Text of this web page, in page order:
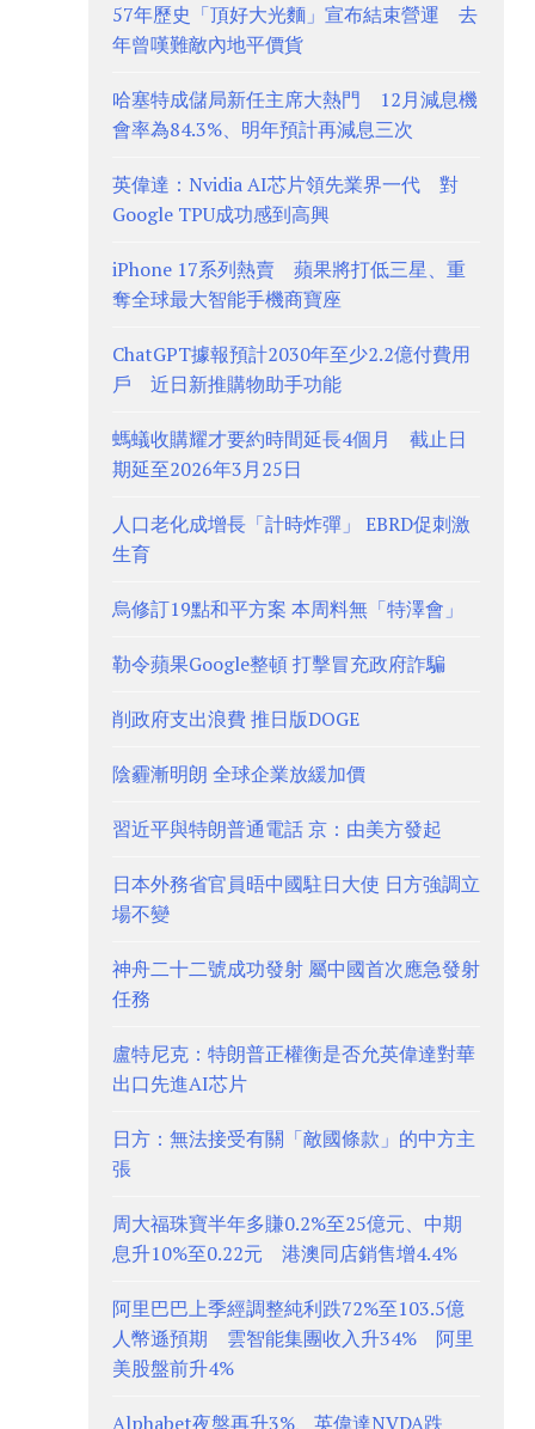
57年歷史「頂好大光麵」宣布結束營運 去
年曾嘆難敵內地平價貨
哈塞特成儲局新任主席大熱門 12月減息機
會率為84.3%、明年預計再減息三次
英偉達：Nvidia AI芯片領先業界一代 對
Google TPU成功感到高興
iPhone 17系列熱賣 蘋果將打低三星、重
奪全球最大智能手機商寶座
ChatGPT據報預計2030年至少2.2億付費用
戶 近日新推購物助手功能
螞蟻收購耀才要約時間延長4個月 截止日
期延至2026年3月25日
人口老化成增長「計時炸彈」 EBRD促刺激
生育
烏修訂19點和平方案 本周料無「特澤會」
勒令蘋果Google整頓 打擊冒充政府詐騙
削政府支出浪費 推日版DOGE
陰霾漸明朗 全球企業放緩加價
習近平與特朗普通電話 京：由美方發起
日本外務省官員晤中國駐日大使 日方強調立
場不變
神舟二十二號成功發射 屬中國首次應急發射
任務
盧特尼克：特朗普正權衡是否允英偉達對華
出口先進AI芯片
日方：無法接受有關「敵國條款」的中方主
張
周大福珠寶半年多賺0.2%至25億元、中期
息升10%至0.22元 港澳同店銷售增4.4%
阿里巴巴上季經調整純利跌72%至103.5億
人幣遜預期 雲智能集團收入升34% 阿里
美股盤前升4%
Alphabet夜盤再升3%、英偉達NVDA跌